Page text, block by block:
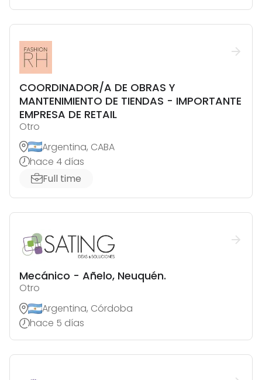
COORDINADOR/A DE OBRAS Y
MANTENIMIENTO DE TIENDAS - IMPORTANTE
EMPRESA DE RETAIL
Otro
Argentina, CABA
hace 4 días
Full time
Mecánico - Añelo, Neuquén.
Otro
Argentina, Córdoba
hace 5 días